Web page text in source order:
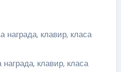
клавир, класа
клавир, класа